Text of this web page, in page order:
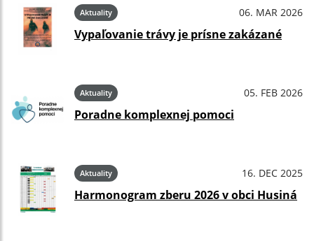
Aktuality 06. MAR 2026
Vypaľovanie trávy je prísne zakázané
Aktuality 05. FEB 2026
Poradne komplexnej pomoci
Aktuality 16. DEC 2025
Harmonogram zberu 2026 v obci Husiná